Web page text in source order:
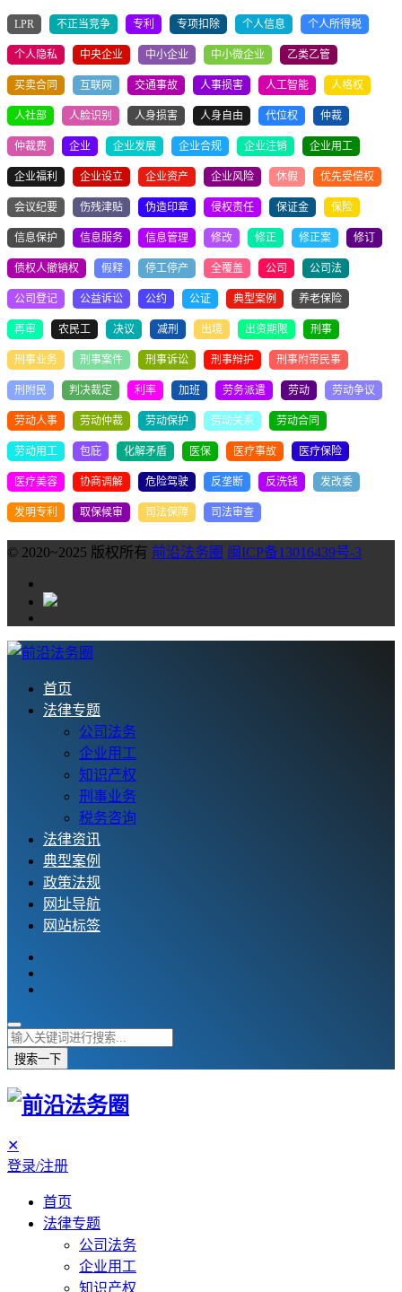
LPR 不正当竞争 专利 专项扣除 个人信息 个人所得税
个人隐私 中央企业 中小企业 中小微企业 乙类乙管
买卖合同 互联网 交通事故 人事损害 人工智能 人格权
人社部 人脸识别 人身损害 人身自由 代位权 仲裁
仲裁费 企业 企业发展 企业合规 企业注销 企业用工
企业福利 企业设立 企业资产 企业风险 休假 优先受偿权
会议纪要 伤残津贴 伪造印章 侵权责任 保证金 保险
信息保护 信息服务 信息管理 修改 修正 修正案 修订
债权人撤销权 假释 停工停产 全覆盖 公司 公司法
公司登记 公益诉讼 公约 公证 典型案例 养老保险
再审 农民工 决议 减刑 出境 出资期限 刑事
刑事业务 刑事案件 刑事诉讼 刑事辩护 刑事附带民事
刑附民 判决裁定 利率 加班 劳务派遣 劳动 劳动争议
劳动人事 劳动仲裁 劳动保护 劳动关系 劳动合同
劳动用工 包庇 化解矛盾 医保 医疗事故 医疗保险
医疗美容 协商调解 危险驾驶 反垄断 反洗钱 发改委
发明专利 取保候审 司法保障 司法审查
© 2020~2025 版权所有 前沿法务圈 闽ICP备13016439号-3
首页
法律专题
公司法务
企业用工
知识产权
刑事业务
税务咨询
法律资讯
典型案例
政策法规
网址导航
网站标签
搜索一下
✕
登录/注册
首页
法律专题
公司法务
企业用工
知识产权